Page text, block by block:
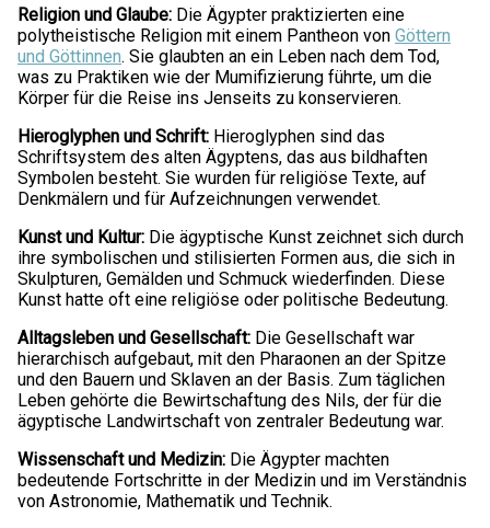
Religion und Glaube: Die Ägypter praktizierten eine
polytheistische Religion mit einem Pantheon von Göttern
und Göttinnen. Sie glaubten an ein Leben nach dem Tod,
was zu Praktiken wie der Mumifizierung führte, um die
Körper für die Reise ins Jenseits zu konservieren.
Hieroglyphen und Schrift: Hieroglyphen sind das
Schriftsystem des alten Ägyptens, das aus bildhaften
Symbolen besteht. Sie wurden für religiöse Texte, auf
Denkmälern und für Aufzeichnungen verwendet.
Kunst und Kultur: Die ägyptische Kunst zeichnet sich durch
ihre symbolischen und stilisierten Formen aus, die sich in
Skulpturen, Gemälden und Schmuck wiederfinden. Diese
Kunst hatte oft eine religiöse oder politische Bedeutung.
Alltagsleben und Gesellschaft: Die Gesellschaft war
hierarchisch aufgebaut, mit den Pharaonen an der Spitze
und den Bauern und Sklaven an der Basis. Zum täglichen
Leben gehörte die Bewirtschaftung des Nils, der für die
ägyptische Landwirtschaft von zentraler Bedeutung war.
Wissenschaft und Medizin: Die Ägypter machten
bedeutende Fortschritte in der Medizin und im Verständnis
von Astronomie, Mathematik und Technik.